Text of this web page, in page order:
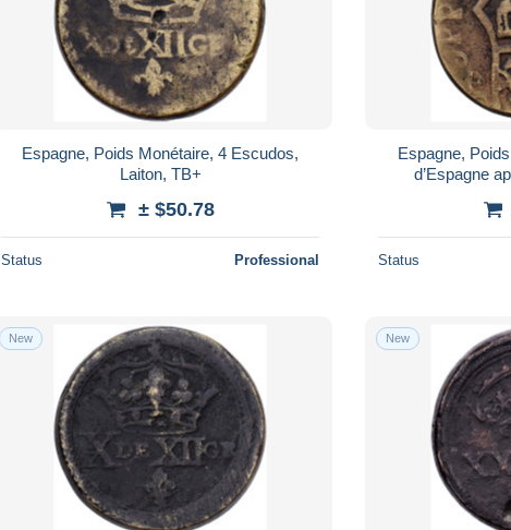
Espagne, Poids Monétaire, 4 Escudos,
Laiton, TB+
± $50.78
Status Professional
Espagne,
d’Espagne
Status
New New